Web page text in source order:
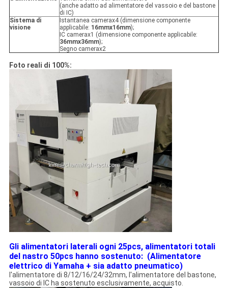
(anche adatto ad alimentatore del vassoio e del bastone
di IC)
Sistema di
visione
Istantanea camerax4 (dimensione componente
applicabile: 16mmx16mm);
IC camerax1 (dimensione componente applicabile:
36mmx36mm);
Segno camerax2
Foto reali di 100%:
Gli alimentatori laterali ogni 25pcs, alimentatori totali
del nastro 50pcs hanno sostenuto: (Alimentatore
elettrico di Yamaha + sia adatto pneumatico)
l'alimentatore di 8/12/16/24/32mm, l'alimentatore del bastone,
vassoio di IC ha sostenuto esclusivamente, acquisto.